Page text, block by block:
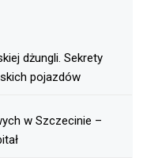
dżungli. Sekrety
pojazdów
w Szczecinie –